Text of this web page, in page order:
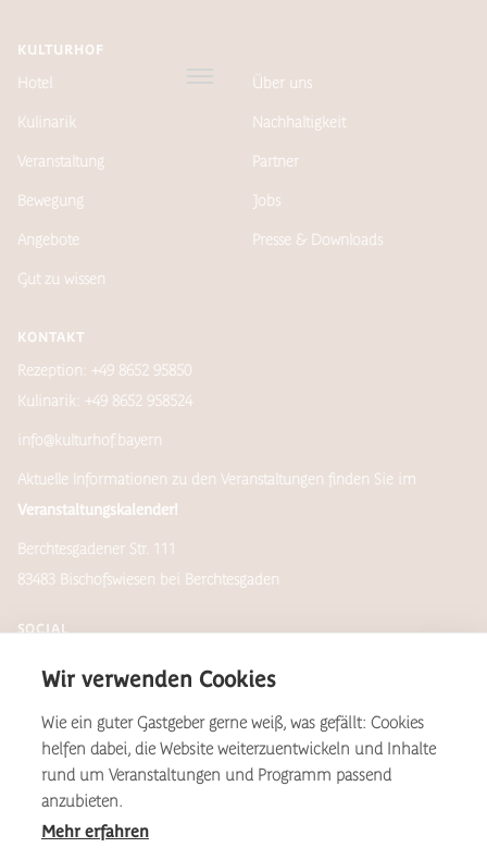
Wir verwenden Cookies
Wie ein guter Gastgeber gerne weiß, was gefällt: Cookies
helfen dabei, die Website weiterzuentwickeln und Inhalte
rund um Veranstaltungen und Programm passend
anzubieten.
Mehr erfahren
KULTURHOF
Hotel
Kulinarik
Veranstaltung
Bewegung
Angebote
Gut zu wissen
Über uns
Nachhaltigkeit
Partner
Jobs
Presse & Downloads
KONTAKT
Rezeption: +49 8652 95850
Kulinarik: +49 8652 958524
info@kulturhof.bayern
Aktuelle Informationen zu den Veranstaltungen finden Sie im
Veranstaltungskalender!
Berchtesgadener Str. 111
83483 Bischofswiesen bei Berchtesgaden
SOCIAL
Newsletter
*Aus Gründen der Lesbarkeit wird auf dieser Website das